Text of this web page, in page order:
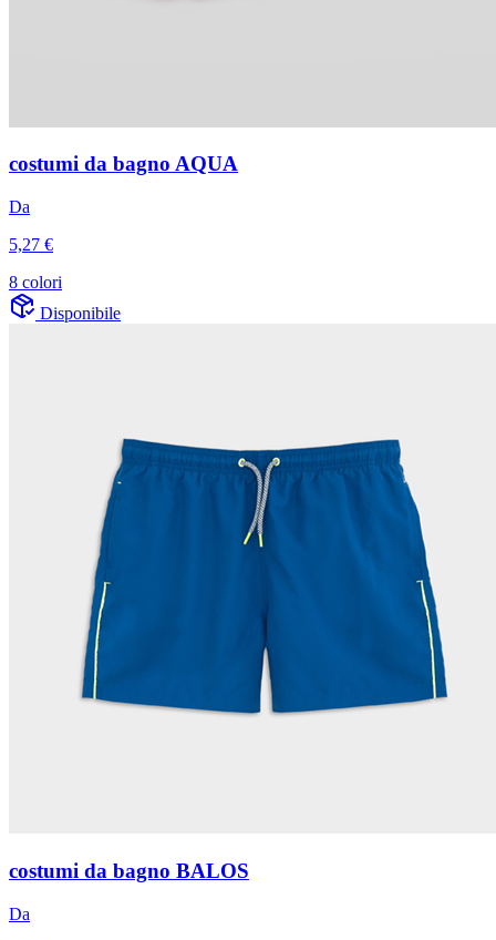
costumi da bagno AQUA
Da
5,27 €
8 colori
Disponibile
costumi da bagno BALOS
Da